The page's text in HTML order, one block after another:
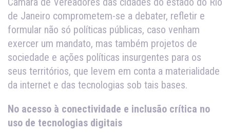
de Janeiro comprometem-se a debater, refletir e
formular não só políticas públicas, caso venham
exercer um mandato, mas também projetos de
sociedade e ações políticas insurgentes para os
seus territórios, que levem em conta a materialidade
da internet e das tecnologias sob tais bases.
No acesso à conectividade e inclusão crítica no
uso de tecnologias digitais